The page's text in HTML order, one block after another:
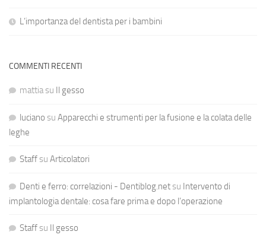
L’importanza del dentista per i bambini
COMMENTI RECENTI
mattiasu Il gesso
luciano su Apparecchi e strumenti per la fusione e la colata delle
leghe
Staffsu Articolatori
Denti e ferro: correlazioni - Dentiblog.netsu Intervento di
implantologia dentale: cosa fare prima e dopo l’operazione
Staffsu Il gesso